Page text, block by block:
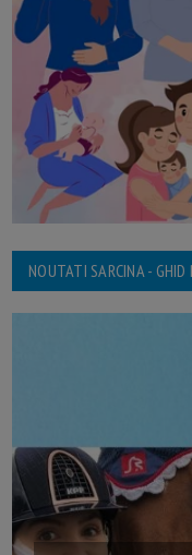
NOUTATI SARCINA -